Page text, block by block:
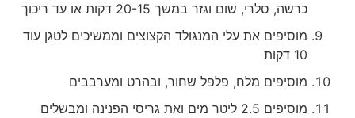
כרשה, סלרי, שום וגזר במשך 20-15 דקות או עד ריכוך
מוסיפים את עלי המנגולד הקצוצים וממשיכים לטגן עוד
מוסיפים מלח, פלפל שחור, ובהרט ומערבבים
מוסיפים 2.5 ליטר מים ואת גריסי הפנינה ומבשלים